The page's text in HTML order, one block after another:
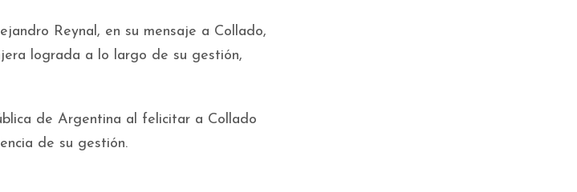
Reynal, en su mensaje a Collado,
lograda a lo largo de su gestión,
de Argentina al felicitar a Collado
de su gestión.